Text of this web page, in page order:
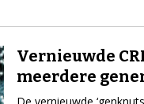
Vernieuwde
meerdere